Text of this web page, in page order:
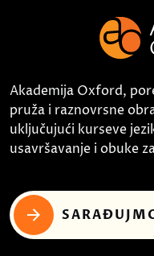
Akademija Oxford,
pruža i raznovrsne
uključujući kurseve
usavršavanje i obuke